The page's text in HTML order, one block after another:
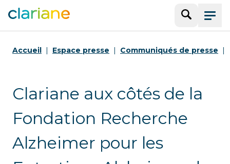
Menu
Accueil Espace presse Communiqués de presse
Clariane aux côtés de la
Fondation Recherche
Alzheimer pour les